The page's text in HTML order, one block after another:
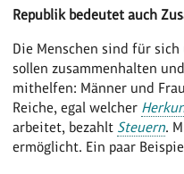
Republik bedeutet auch
Die Menschen sind für
sollen zusammenhalten
mithelfen: Männer und
Reiche, egal welcher
arbeitet, bezahlt Steuern.
ermöglicht. Ein paar